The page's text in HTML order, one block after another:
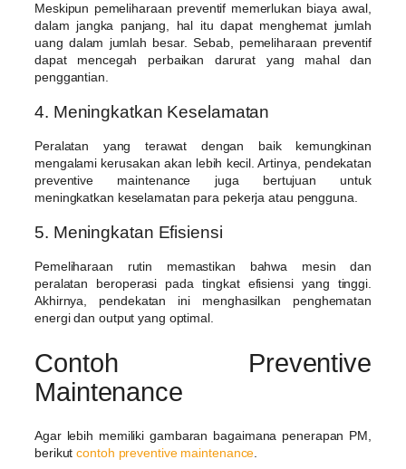
Meskipun pemeliharaan preventif memerlukan biaya awal,
dalam jangka panjang, hal itu dapat menghemat jumlah
uang dalam jumlah besar. Sebab, pemeliharaan preventif
dapat mencegah perbaikan darurat yang mahal dan
penggantian.
4. Meningkatkan Keselamatan
Peralatan yang terawat dengan baik kemungkinan
mengalami kerusakan akan lebih kecil. Artinya, pendekatan
preventive maintenance juga bertujuan untuk
meningkatkan keselamatan para pekerja atau pengguna.
5. Meningkatan Efisiensi
Pemeliharaan rutin memastikan bahwa mesin dan
peralatan beroperasi pada tingkat efisiensi yang tinggi.
Akhirnya, pendekatan ini menghasilkan penghematan
energi dan output yang optimal.
Contoh Preventive
Maintenance
Agar lebih memiliki gambaran bagaimana penerapan PM,
berikutcontoh preventive maintenance.